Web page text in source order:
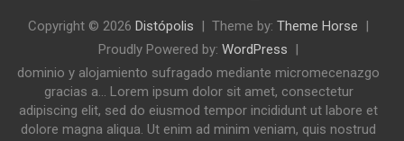
Copyright © 2026 Distópolis Theme by: Theme Horse
Proudly Powered by: WordPress
dominio y alojamiento sufragado mediante micromecenazgo
gracias a... Lorem ipsum dolor sit amet, consectetur
adipiscing elit, sed do eiusmod tempor incididunt ut labore et
dolore magna aliqua. Ut enim ad minim veniam, quis nostrud